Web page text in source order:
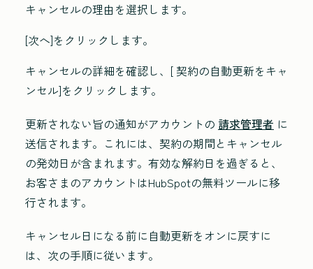
キャンセルの理由 を選択します。
[次へ]をクリックします。
キャンセルの詳細を確認し、[ 契約の自動更新をキャ
ンセル]をクリックします。
更新されない旨の通知がアカウントの 請求管理者 に
送信されます。これには、契約の期間とキャンセル
の発効日が含まれます。有効な解約日を過ぎると、
お客さまのアカウントはHubSpotの無料ツールに移
行されます。
キャンセル日になる前に自動更新をオンに戻すに
は、次の手順に従います。